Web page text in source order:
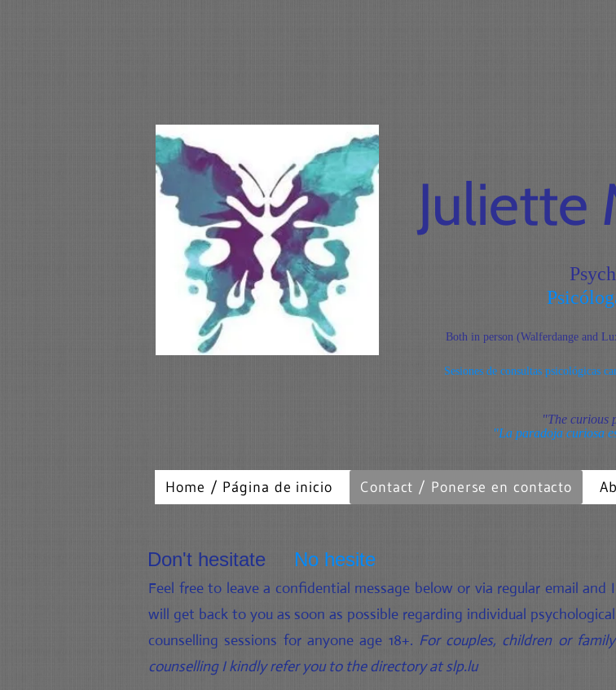
Juliette
Both in person (Walferdange and
Sesiones de consultas psicológicas
"The curious
"La paradoja curiosa
Home / Página de inicio Contact / Ponerse en contacto
Don't hesitate No hesite
Feel free to leave a confidential message below or via regular email and I
will get back to you as soon as possible regarding individual psychological
counselling sessions for anyone age 18+. For couples, children or family
counselling I kindly refer you to the directory at slp.lu